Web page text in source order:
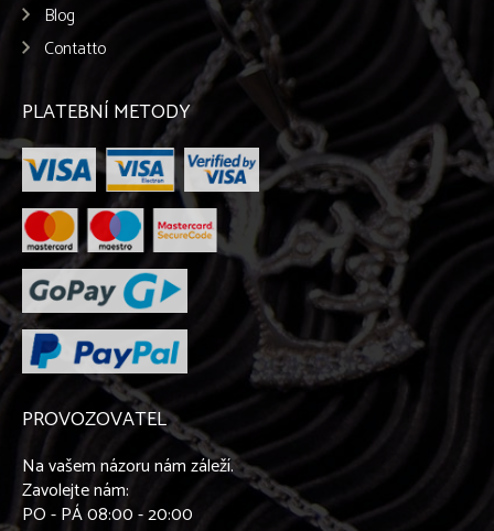
Blog
Contatto
PLATEBNÍ METODY
PROVOZOVATEL
Na vašem názoru nám záleží.
Zavolejte nám:
PO - PÁ 08:00 - 20:00